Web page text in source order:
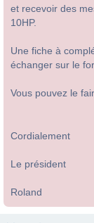
et recevoir des
10HP.
Une fiche à
échanger sur le
Vous pouvez le
Cordialement
Le président
Roland